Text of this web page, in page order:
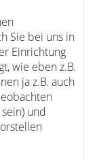
Sie bei uns in
Einrichtung
wie eben z.B.
ja z.B. auch
und